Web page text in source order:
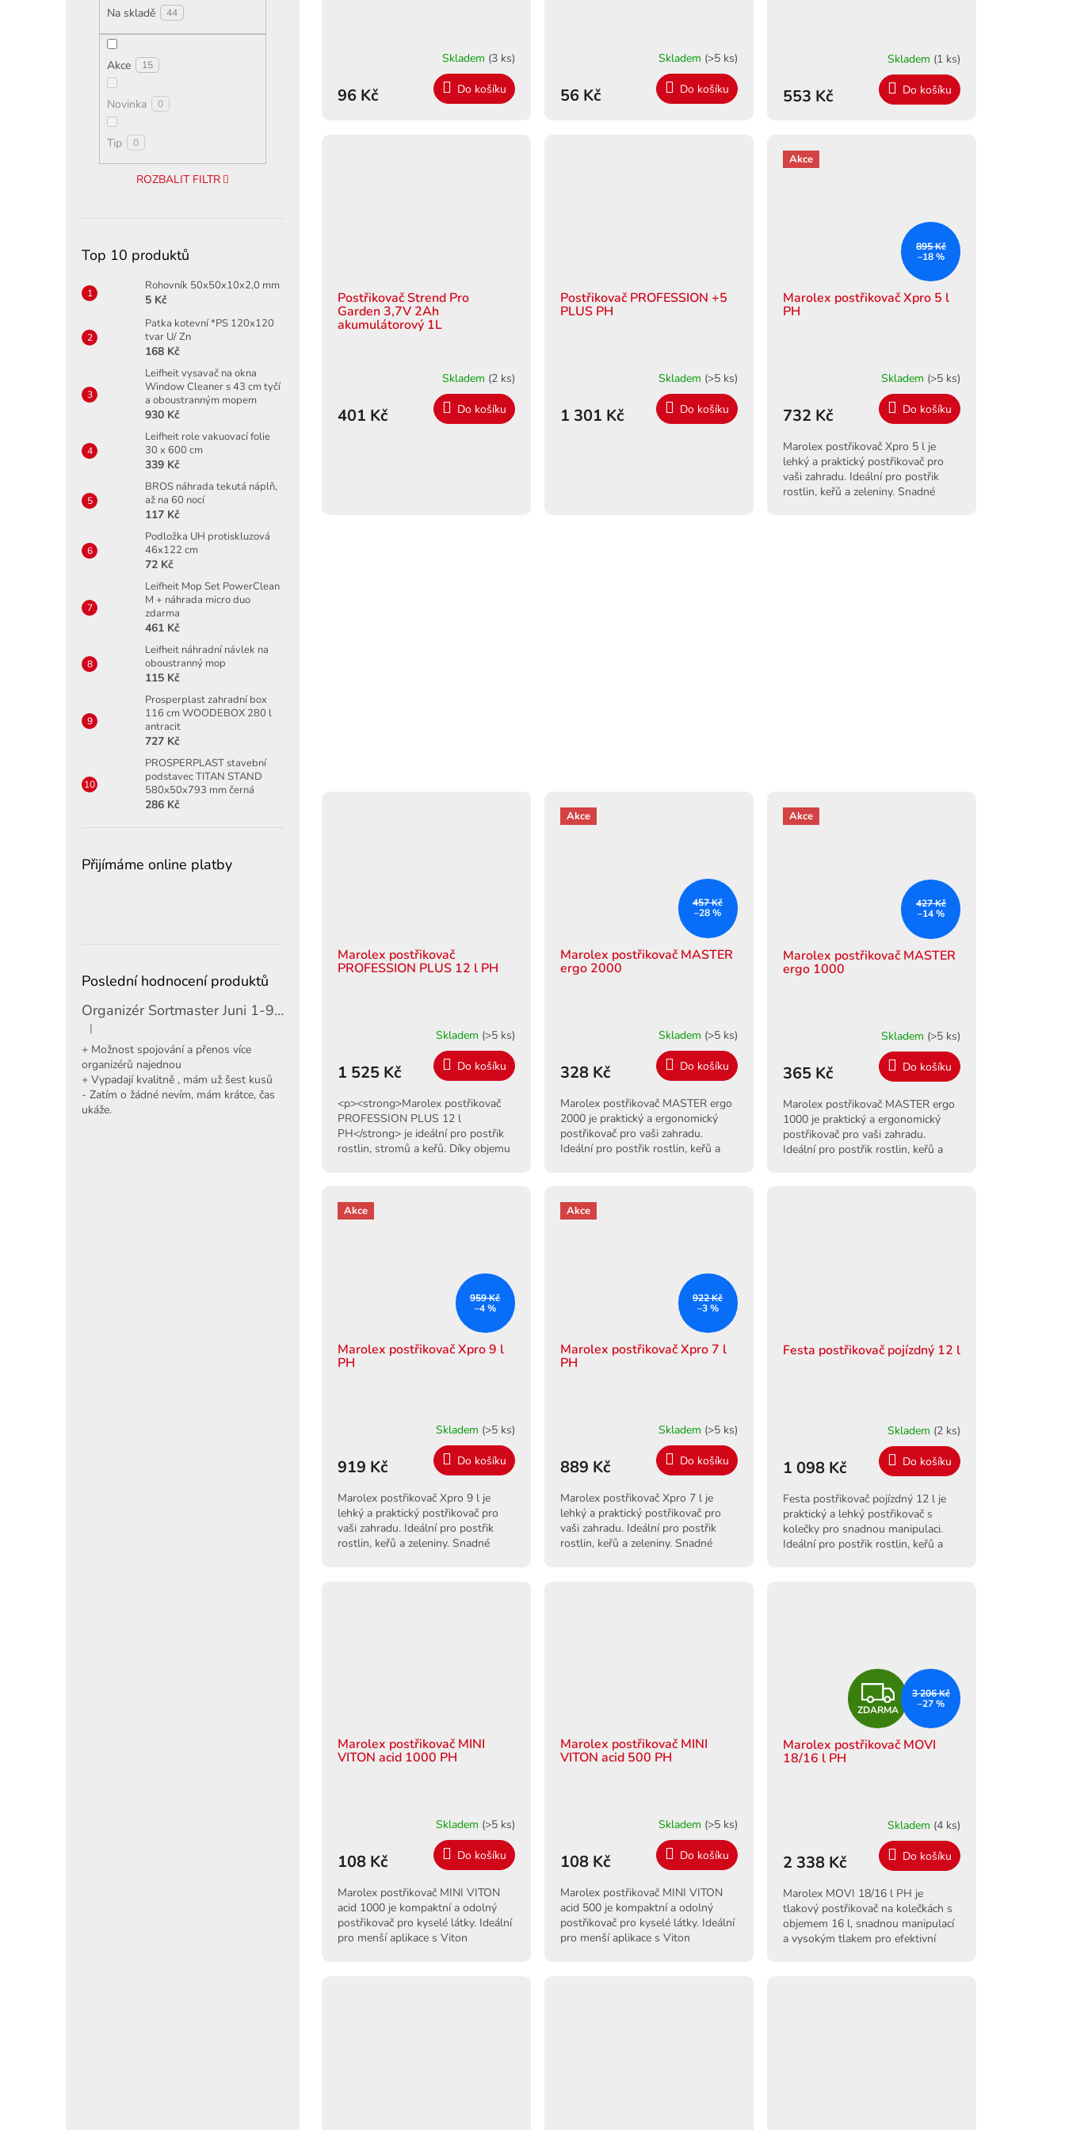
Na skladě 44
Akce 15
Novinka 0
Tip 0
ROZBALIT FILTR
Top 10 produktů
Rohovník 50x50x10x2,0 mm
5 Kč
Patka kotevní *PS 120x120
tvar U/ Zn
168 Kč
Leifheit vysavač na okna
Window Cleaner s 43 cm tyčí
a oboustranným mopem
930 Kč
Leifheit role vakuovací folie
30 x 600 cm
339 Kč
BROS náhrada tekutá náplň,
až na 60 nocí
117 Kč
Podložka UH protiskluzová
46x122 cm
72 Kč
Leifheit Mop Set PowerClean
M + náhrada micro duo
zdarma
461 Kč
Leifheit náhradní návlek na
oboustranný mop
115 Kč
Prosperplast zahradní box
116 cm WOODEBOX 280 l
antracit
727 Kč
PROSPERPLAST stavební
podstavec TITAN STAND
580x50x793 mm černá
286 Kč
Přijímáme online platby
Poslední hodnocení produktů
Organizér Sortmaster Juni 1-97-483
Hodnocení produktu je 5 z 5 hvězdiček.
|
+ Možnost spojování a přenos více
organizérů najednou
+ Vypadají kvalitně , mám už šest kusů
- Zatím o žádné nevím, mám krátce, čas
ukáže.
Skladem (3 ks)
96 Kč Do košíku
Skladem (>5 ks)
56 Kč Do košíku
Skladem (1 ks)
553 Kč Do košíku
Postřikovač Strend Pro
Garden 3,7V 2Ah
akumulátorový 1L
Skladem (2 ks)
401 Kč Do košíku
Postřikovač PROFESSION +5
PLUS PH
Skladem (>5 ks)
1 301 Kč Do košíku
Akce
895 Kč
–18 %
Marolex postřikovač Xpro 5 l
PH
Skladem (>5 ks)
732 Kč Do košíku
Marolex postřikovač Xpro 5 l je
lehký a praktický postřikovač pro
vaši zahradu. Ideální pro postřik
rostlin, keřů a zeleniny. Snadné
Marolex postřikovač
PROFESSION PLUS 12 l PH
Skladem (>5 ks)
1 525 Kč Do košíku
<p><strong>Marolex postřikovač
PROFESSION PLUS 12 l
PH</strong> je ideální pro postřik
rostlin, stromů a keřů. Díky objemu
Akce
457 Kč
–28 %
Marolex postřikovač MASTER
ergo 2000
Skladem (>5 ks)
328 Kč Do košíku
Marolex postřikovač MASTER ergo
2000 je praktický a ergonomický
postřikovač pro vaši zahradu.
Ideální pro postřik rostlin, keřů a
Akce
427 Kč
–14 %
Marolex postřikovač MASTER
ergo 1000
Skladem (>5 ks)
365 Kč Do košíku
Marolex postřikovač MASTER ergo
1000 je praktický a ergonomický
postřikovač pro vaši zahradu.
Ideální pro postřik rostlin, keřů a
Akce
959 Kč
–4 %
Marolex postřikovač Xpro 9 l
PH
Skladem (>5 ks)
919 Kč Do košíku
Marolex postřikovač Xpro 9 l je
lehký a praktický postřikovač pro
vaši zahradu. Ideální pro postřik
rostlin, keřů a zeleniny. Snadné
Akce
922 Kč
–3 %
Marolex postřikovač Xpro 7 l
PH
Skladem (>5 ks)
889 Kč Do košíku
Marolex postřikovač Xpro 7 l je
lehký a praktický postřikovač pro
vaši zahradu. Ideální pro postřik
rostlin, keřů a zeleniny. Snadné
Festa postřikovač pojízdný 12 l
Skladem (2 ks)
1 098 Kč Do košíku
Festa postřikovač pojízdný 12 l je
praktický a lehký postřikovač s
kolečky pro snadnou manipulaci.
Ideální pro postřik rostlin, keřů a
Marolex postřikovač MINI
VITON acid 1000 PH
Skladem (>5 ks)
108 Kč Do košíku
Marolex postřikovač MINI VITON
acid 1000 je kompaktní a odolný
postřikovač pro kyselé látky. Ideální
pro menší aplikace s Viton
Marolex postřikovač MINI
VITON acid 500 PH
Skladem (>5 ks)
108 Kč Do košíku
Marolex postřikovač MINI VITON
acid 500 je kompaktní a odolný
postřikovač pro kyselé látky. Ideální
pro menší aplikace s Viton
Z
D
A
M
A
ZDARMA
3 206 Kč
–27 %
Marolex postřikovač MOVI
18/16 l PH
Skladem (4 ks)
2 338 Kč Do košíku
Marolex MOVI 18/16 l PH je
tlakový postřikovač na kolečkách s
objemem 16 l, snadnou manipulací
a vysokým tlakem pro efektivní